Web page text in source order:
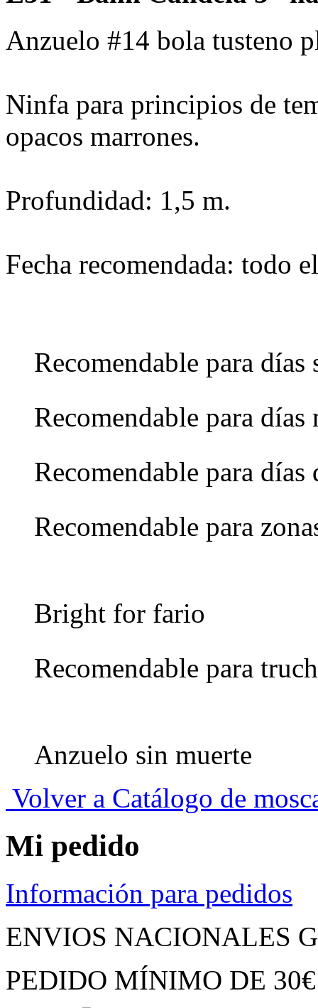
Anzuelo #14 bola tusteno
Ninfa para principios de
opacos marrones.
Profundidad: 1,5 m.
Fecha recomendada: todo
Recomendable para días
Recomendable para días
Recomendable para días
Recomendable para
Bright for fario
Recomendable para
Anzuelo sin muerte
Volver a Catálogo de
Mi pedido
Información para pedidos
ENVIOS NACIONALES
PEDIDO MÍNIMO DE 30€